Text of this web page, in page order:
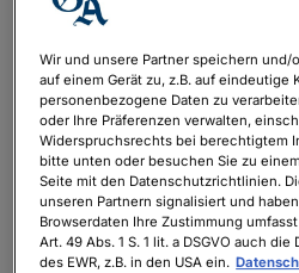
Wir und unsere Partner speichern
auf einem Gerät zu, z.B. auf eindeutige
personenbezogene Daten zu
oder Ihre Präferenzen verwalten,
Widerspruchsrechts bei berechtigtem
bitte unten oder besuchen Sie zu
Seite mit den Datenschutzrichtlinien.
unseren Partnern signalisiert und
Browserdaten Ihre Zustimmung
Art. 49 Abs. 1 S. 1 lit. a DSGVO auch
des EWR, z.B. in den USA ein.